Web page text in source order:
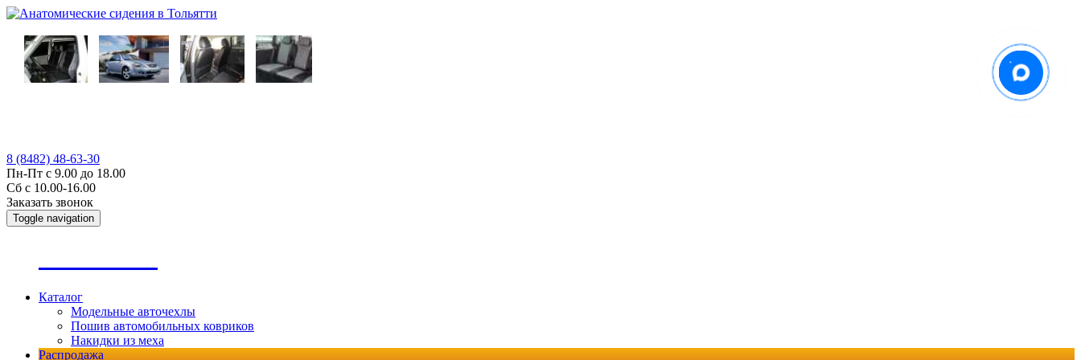
8 (8482) 48-63-30
Пн-Пт с 9.00 до 18.00
Сб с 10.00-16.00
Заказать звонок
Toggle navigation
Каталог
Модельные авточехлы
Пошив автомобильных ковриков
Накидки из меха
Распродажа